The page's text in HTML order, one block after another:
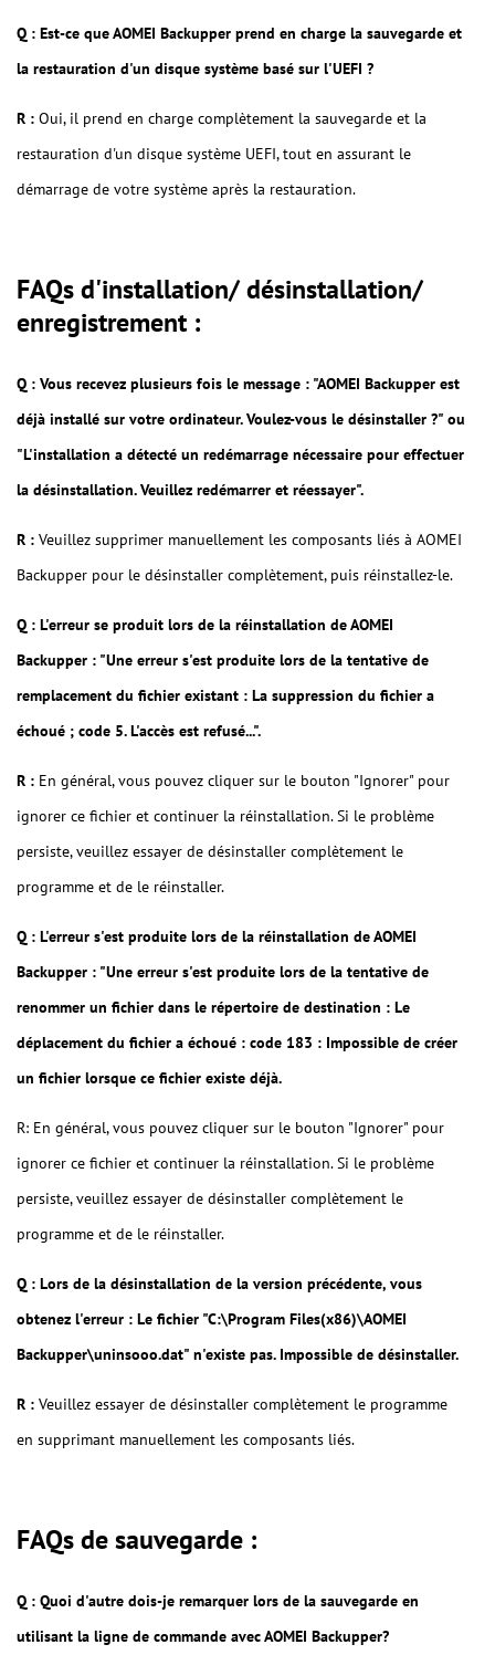
Q : Est-ce que AOMEI Backupper prend en charge la sauvegarde et
la restauration d'un disque système basé sur l'UEFI ?
R : Oui, il prend en charge complètement la sauvegarde et la
restauration d'un disque système UEFI, tout en assurant le
démarrage de votre système après la restauration.
FAQs d'installation/ désinstallation/
enregistrement :
Q : Vous recevez plusieurs fois le message : "AOMEI Backupper est
déjà installé sur votre ordinateur. Voulez-vous le désinstaller ?" ou
"L'installation a détecté un redémarrage nécessaire pour effectuer
la désinstallation. Veuillez redémarrer et réessayer".
R : Veuillez supprimer manuellement les composants liés à AOMEI
Backupper pour le désinstaller complètement, puis réinstallez-le.
Q : L'erreur se produit lors de la réinstallation de AOMEI
Backupper : "Une erreur s'est produite lors de la tentative de
remplacement du fichier existant : La suppression du fichier a
échoué ; code 5. L'accès est refusé...".
R : En général, vous pouvez cliquer sur le bouton "Ignorer" pour
ignorer ce fichier et continuer la réinstallation. Si le problème
persiste, veuillez essayer de désinstaller complètement le
programme et de le réinstaller.
Q : L'erreur s'est produite lors de la réinstallation de AOMEI
Backupper : "Une erreur s'est produite lors de la tentative de
renommer un fichier dans le répertoire de destination : Le
déplacement du fichier a échoué : code 183 : Impossible de créer
un fichier lorsque ce fichier existe déjà.
R: En général, vous pouvez cliquer sur le bouton "Ignorer" pour
ignorer ce fichier et continuer la réinstallation. Si le problème
persiste, veuillez essayer de désinstaller complètement le
programme et de le réinstaller.
Q : Lors de la désinstallation de la version précédente, vous
obtenez l'erreur : Le fichier "C:\Program Files(x86)\AOMEI
Backupper\uninsooo.dat" n'existe pas. Impossible de désinstaller.
R : Veuillez essayer de désinstaller complètement le programme
en supprimant manuellement les composants liés.
FAQs de sauvegarde :
Q : Quoi d'autre dois-je remarquer lors de la sauvegarde en
utilisant la ligne de commande avec AOMEI Backupper?